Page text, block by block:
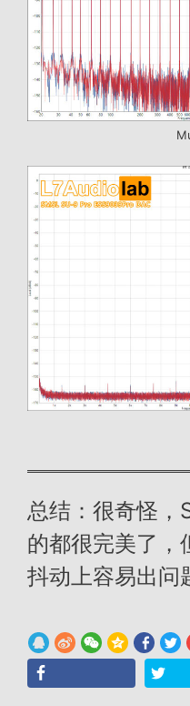
总结：很奇怪，
的都很完美了，
抖动上容易出问